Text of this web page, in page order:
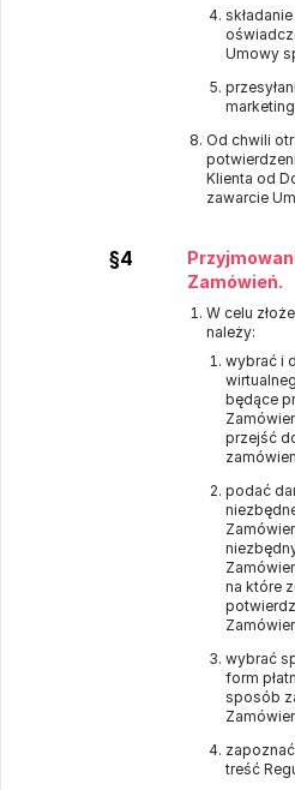
Umowy
Od chwili
Klienta od
zawarcie
§4
Zamówień.
W celu
należy:
wybrać i
będące
przejść
podać
na które
wybrać
form
sposób
treść